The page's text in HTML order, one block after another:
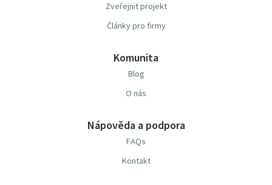
Zveřejnit projekt
Články pro firmy
Komunita
Blog
O nás
Nápověda a podpora
FAQs
Kontakt